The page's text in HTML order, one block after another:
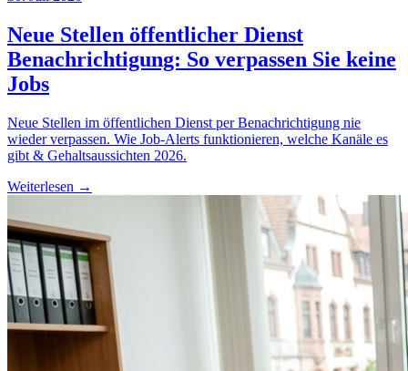
Neue Stellen öffentlicher Dienst
Benachrichtigung: So verpassen Sie keine
Jobs
Neue Stellen im öffentlichen Dienst per Benachrichtigung nie
wieder verpassen. Wie Job-Alerts funktionieren, welche Kanäle es
gibt & Gehaltsaussichten 2026.
Weiterlesen →